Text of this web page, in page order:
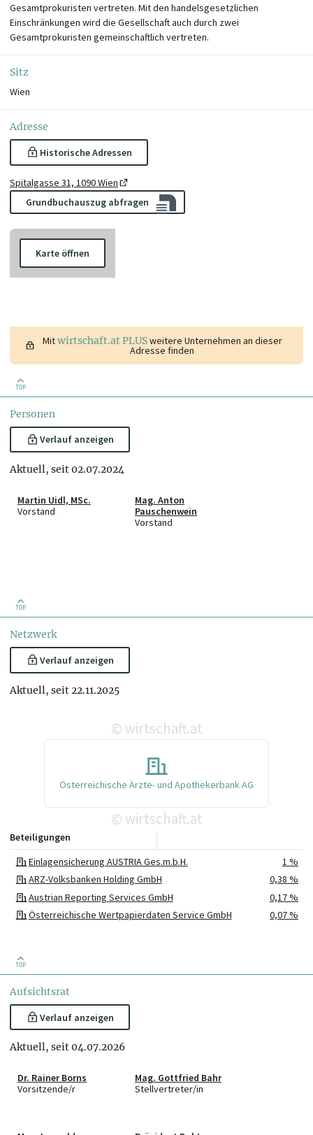
Gesamtprokuristen vertreten. Mit den handelsgesetzlichen
Einschränkungen wird die Gesellschaft auch durch zwei
Gesamtprokuristen gemeinschaftlich vertreten.
Sitz
Wien
Adresse
Historische Adressen
Spitalgasse 31, 1090 Wien
Grundbuchauszug abfragen
Karte öffnen
Mitwirtschaft.at PLUSweitere Unternehmen an dieser
Adresse finden
TOP
Personen
Verlauf anzeigen
Aktuell, seit 02.07.2024
Martin Uidl, MSc.
Vorstand
Mag. Anton
Pauschenwein
Vorstand
TOP
Netzwerk
Verlauf anzeigen
Aktuell, seit 22.11.2025
© wirtschaft.at
Österreichische Ärzte- und Apothekerbank AG
© wirtschaft.at
Einlagensicherung AUSTRIA Ges.m.b.H.
1 %
ARZ-Volksbanken Holding GmbH
0,38 %
Austrian Reporting Services GmbH
0,17 %
Österreichische Wertpapierdaten Service GmbH
0,07 %
Beteiligungen
TOP
Aufsichtsrat
Verlauf anzeigen
Aktuell, seit 04.07.2026
Dr. Rainer Borns
Vorsitzende/r
Mag. Gottfried Bahr
Stellvertreter/in